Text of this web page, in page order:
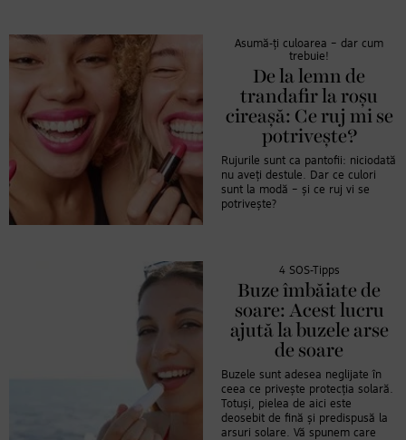
Asumă-ți culoarea – dar cum
trebuie!
De la lemn de
trandafir la roșu
cireașă: Ce ruj mi se
potrivește?
Rujurile sunt ca pantofii: niciodată
nu aveți destule. Dar ce culori
sunt la modă – și ce ruj vi se
potrivește?
4 SOS-Tipps
Buze îmbăiate de
soare: Acest lucru
ajută la buzele arse
de soare
Buzele sunt adesea neglijate în
ceea ce privește protecția solară.
Totuși, pielea de aici este
deosebit de fină și predispusă la
arsuri solare. Vă spunem care